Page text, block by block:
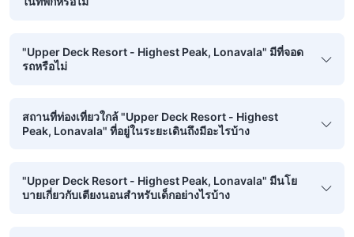
"Upper Deck Resort - Highest Peak, Lonavala" มีที่จอด
รถหรือไม่
สถานที่ท่องเที่ยวใกล้ "Upper Deck Resort - Highest
Peak, Lonavala" ที่อยู่ในระยะเดินถึงมีอะไรบ้าง
"Upper Deck Resort - Highest Peak, Lonavala" มีนโย
บายเกี่ยวกับเตียงนอนสำหรับเด็กอย่างไรบ้าง